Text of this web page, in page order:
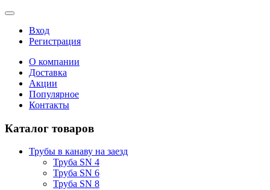
Вход
Регистрация
О компании
Доставка
Акции
Популярное
Контакты
Каталог товаров
Трубы в канаву на заезд
Труба SN 4
Труба SN 6
Труба SN 8